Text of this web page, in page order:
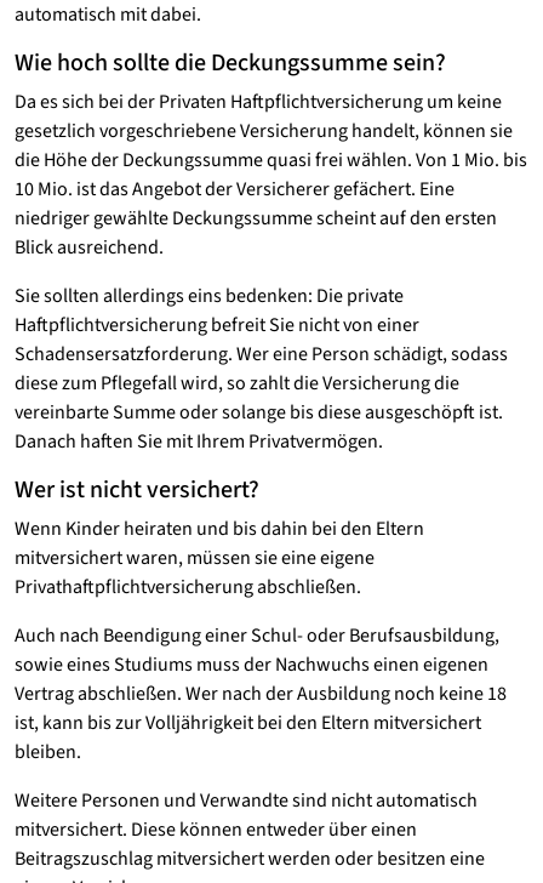
automatisch mit dabei.
Wie hoch sollte die Deckungssumme sein?
Da es sich bei der Privaten Haftpflichtversicherung um keine
gesetzlich vorgeschriebene Versicherung handelt, können sie
die Höhe der Deckungssumme quasi frei wählen. Von 1 Mio. bis
10 Mio. ist das Angebot der Versicherer gefächert. Eine
niedriger gewählte Deckungssumme scheint auf den ersten
Blick ausreichend.
Sie sollten allerdings eins bedenken: Die private
Haftpflichtversicherung befreit Sie nicht von einer
Schadensersatzforderung. Wer eine Person schädigt, sodass
diese zum Pflegefall wird, so zahlt die Versicherung die
vereinbarte Summe oder solange bis diese ausgeschöpft ist.
Danach haften Sie mit Ihrem Privatvermögen.
Wer ist nicht versichert?
Wenn Kinder heiraten und bis dahin bei den Eltern
mitversichert waren, müssen sie eine eigene
Privathaftpflichtversicherung abschließen.
Auch nach Beendigung einer Schul- oder Berufsausbildung,
sowie eines Studiums muss der Nachwuchs einen eigenen
Vertrag abschließen. Wer nach der Ausbildung noch keine 18
ist, kann bis zur Volljährigkeit bei den Eltern mitversichert
bleiben.
Weitere Personen und Verwandte sind nicht automatisch
mitversichert. Diese können entweder über einen
Beitragszuschlag mitversichert werden oder besitzen eine